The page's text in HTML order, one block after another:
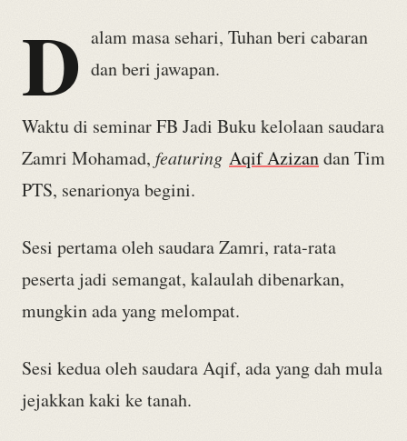
D alam masa sehari, Tuhan beri cabaran
dan beri jawapan.
Waktu di seminar FB Jadi Buku kelolaan saudara
Zamri Mohamad, featuring Aqif Azizandan Tim
PTS, senarionya begini.
Sesi pertama oleh saudara Zamri, rata-rata
peserta jadi semangat, kalaulah dibenarkan,
mungkin ada yang melompat.
Sesi kedua oleh saudara Aqif, ada yang dah mula
jejakkan kaki ke tanah.